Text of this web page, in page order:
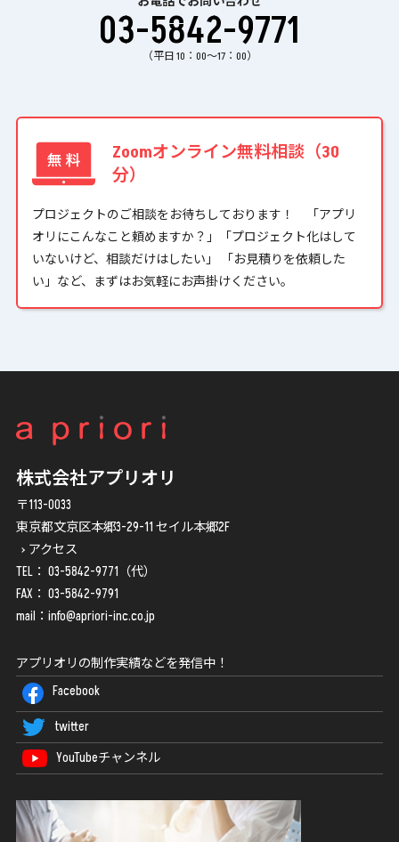
03-5842-9771
（平日 10：00〜17：00）
Zoomオンライン無料相談（30
分）
プロジェクトのご相談をお待ちしております！ 「アプリ
オリにこんなこと頼めますか？」「プロジェクト化はして
いないけど、相談だけはしたい」 「お見積りを依頼した
い」など、まずはお気軽にお声掛けください。
株式会社アプリオリ
〒113-0033
東京都文京区本郷3-29-11 セイル本郷2F
アクセス
TEL： 03-5842-9771 （代）
FAX： 03-5842-9791
mail： info@apriori-inc.co.jp
アプリオリの制作実績などを発信中！
Facebook
twitter
YouTubeチャンネル